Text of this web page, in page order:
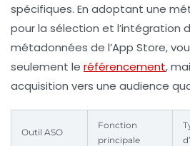
spécifiques. En adoptant une
pour la sélection et l’intégration
métadonnées de l’App Store,
seulement le référencement,
acquisition vers une audience
Outil ASO
Fonction
principale